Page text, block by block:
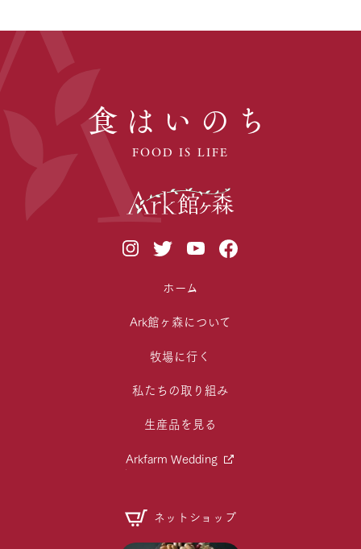
食はいのち
FOOD IS LIFE
ホーム
Ark館ヶ森について
牧場に行く
私たちの取り組み
生産品を見る
Arkfarm Wedding
ネットショップ